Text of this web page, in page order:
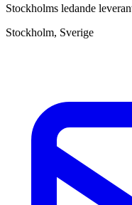
Stockholms ledande
Stockholm, Sverige